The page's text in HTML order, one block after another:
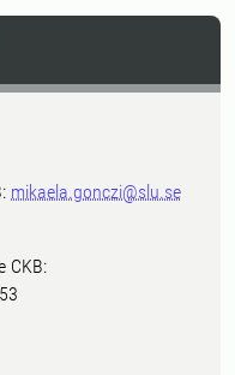
mikaela.gonczi@slu.se
CKB: